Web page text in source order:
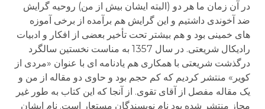
در آن زمان ما هر دو (البته ایشان بیش از من) روحیه گرایش
ضد آخوندی داشتیم و این گرایش هم برآمده از برخی آموزه
های خمینی بود و هم بیشتر تحت تأخیر بعضی از افکار و ادبیات
رادیکال شریعتی. در سال 1357 به مناست نخستین سالگرد
درگذشت شریعتی با همکاری هم یادنامه ای با عنوان «مردی از
کویر» منتشر کردیم که کم حجم بود و حاوی دو مقاله از من و
یک مقاله مفصل از آقای تقوی. از آنجا که این کتاب به طور غیر
مجاز منتشر شده بود نام نویسندگان مستعار است. نام ایشان